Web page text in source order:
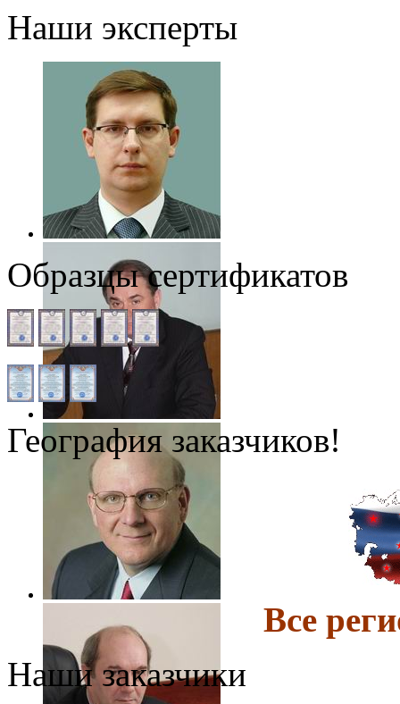
Наши эксперты
Образцы сертификатов
География заказчиков!
Все
Наши заказчики